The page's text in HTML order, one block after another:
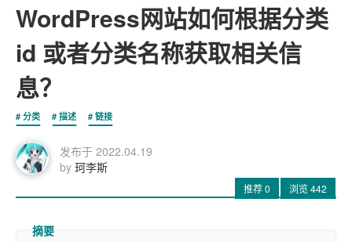
WordPress网站如何根据分类
id 或者分类名称获取相关信
息？
分类 描述 链接
发布于 2022.04.19
by 珂李斯
推荐0 浏览442